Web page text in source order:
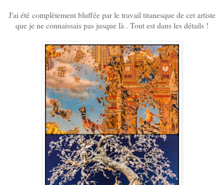
J'ai été complètement bluffée par le travail titanesque de cet artiste
que je ne connaissais pas jusque là . Tout est dans les détails !